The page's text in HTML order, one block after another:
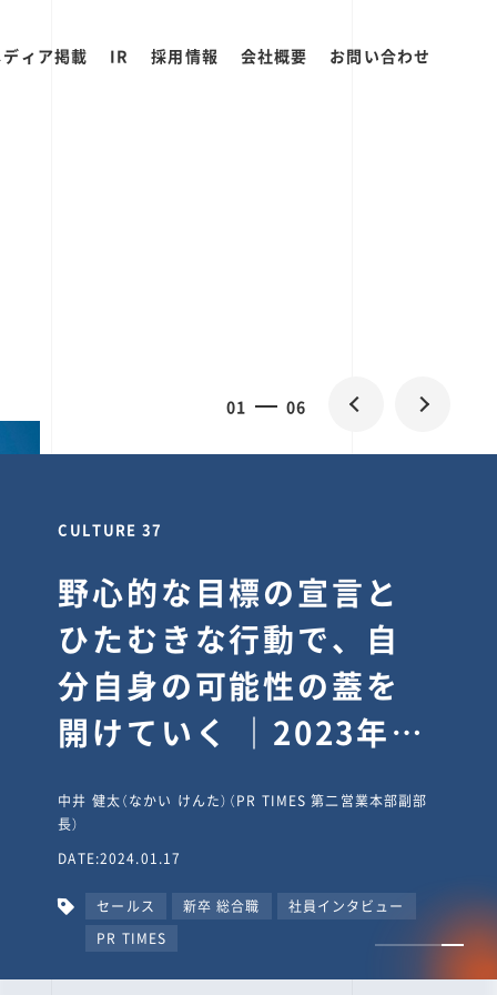
ィア掲載 IR 採用情報 会社概要 お問い合わせ
0 06
CULTURE 30
逆境では自分のスタン
スを変え“予想を裏切
り、期待を超える”【真
輔塾・前編】
山田真輔（やまだ しんすけ）（執行役員 兼 Jooto事業部
長）
DATE:2023.09.08
カルチャー CxO キャリア入社 Jooto